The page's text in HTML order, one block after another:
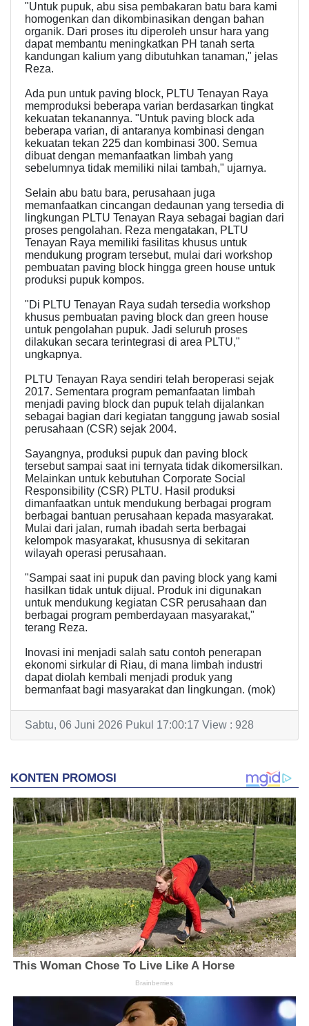
"Untuk pupuk, abu sisa pembakaran batu bara kami
homogenkan dan dikombinasikan dengan bahan
organik. Dari proses itu diperoleh unsur hara yang
dapat membantu meningkatkan PH tanah serta
kandungan kalium yang dibutuhkan tanaman," jelas
Reza.
Ada pun untuk paving block, PLTU Tenayan Raya
memproduksi beberapa varian berdasarkan tingkat
kekuatan tekanannya. "Untuk paving block ada
beberapa varian, di antaranya kombinasi dengan
kekuatan tekan 225 dan kombinasi 300. Semua
dibuat dengan memanfaatkan limbah yang
sebelumnya tidak memiliki nilai tambah," ujarnya.
Selain abu batu bara, perusahaan juga
memanfaatkan cincangan dedaunan yang tersedia di
lingkungan PLTU Tenayan Raya sebagai bagian dari
proses pengolahan. Reza mengatakan, PLTU
Tenayan Raya memiliki fasilitas khusus untuk
mendukung program tersebut, mulai dari workshop
pembuatan paving block hingga green house untuk
produksi pupuk kompos.
"Di PLTU Tenayan Raya sudah tersedia workshop
khusus pembuatan paving block dan green house
untuk pengolahan pupuk. Jadi seluruh proses
dilakukan secara terintegrasi di area PLTU,"
ungkapnya.
PLTU Tenayan Raya sendiri telah beroperasi sejak
2017. Sementara program pemanfaatan limbah
menjadi paving block dan pupuk telah dijalankan
sebagai bagian dari kegiatan tanggung jawab sosial
perusahaan (CSR) sejak 2004.
Sayangnya, produksi pupuk dan paving block
tersebut sampai saat ini ternyata tidak dikomersilkan.
Melainkan untuk kebutuhan Corporate Social
Responsibility (CSR) PLTU. Hasil produksi
dimanfaatkan untuk mendukung berbagai program
berbagai bantuan perusahaan kepada masyarakat.
Mulai dari jalan, rumah ibadah serta berbagai
kelompok masyarakat, khususnya di sekitaran
wilayah operasi perusahaan.
"Sampai saat ini pupuk dan paving block yang kami
hasilkan tidak untuk dijual. Produk ini digunakan
untuk mendukung kegiatan CSR perusahaan dan
berbagai program pemberdayaan masyarakat,"
terang Reza.
Inovasi ini menjadi salah satu contoh penerapan
ekonomi sirkular di Riau, di mana limbah industri
dapat diolah kembali menjadi produk yang
bermanfaat bagi masyarakat dan lingkungan. (mok)
Sabtu, 06 Juni 2026 Pukul 17:00:17 View : 928